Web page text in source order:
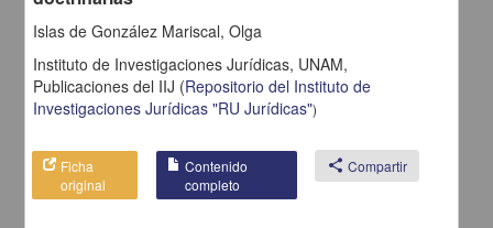
Islas de González Mariscal, Olga
Instituto de Investigaciones Jurídicas, UNAM,
Publicaciones del IIJ (Repositorio del Instituto de
Investigaciones Jurídicas "RU Jurídicas")
Ficha
original
Contenido
completo
share Compartir